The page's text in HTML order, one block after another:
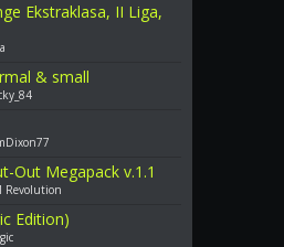
Ekstraklasa, II Liga,
& small
Out Megapack v.1.1
Revolution
Edition)